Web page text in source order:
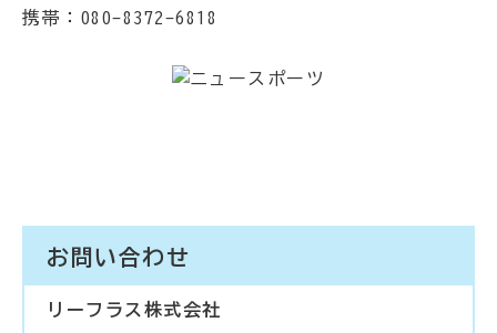
携帯：080-8372-6818
お問い合わせ
リーフラス株式会社